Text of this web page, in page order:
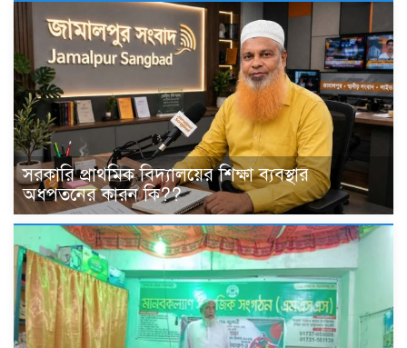
সরকারি প্রাথমিক বিদ্যালয়ের শিক্ষা ব্যবস্থার
অধপতনের কারন কি??